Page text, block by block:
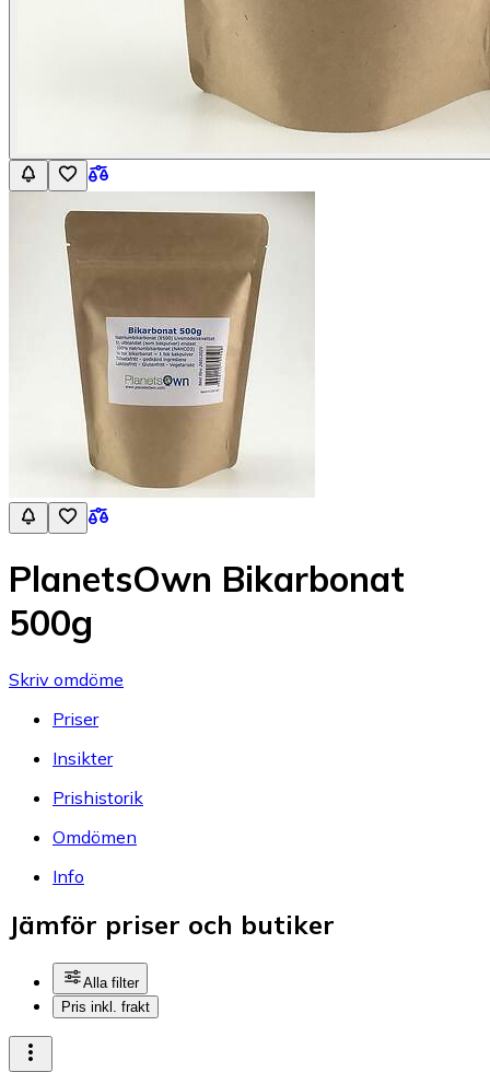
PlanetsOwn Bikarbonat
500g
Skriv omdöme
Priser
Insikter
Prishistorik
Omdömen
Info
Jämför priser och butiker
Alla filter
Pris inkl. frakt